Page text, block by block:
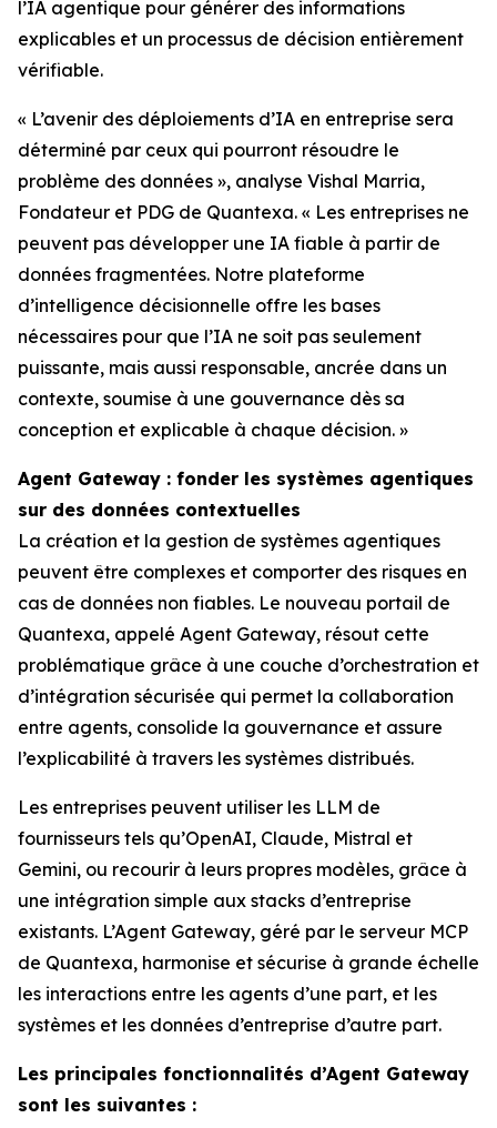
l’IA agentique pour générer des informations
explicables et un processus de décision entièrement
vérifiable.
« L’avenir des déploiements d’IA en entreprise sera
déterminé par ceux qui pourront résoudre le
problème des données », analyse Vishal Marria,
Fondateur et PDG de Quantexa. « Les entreprises ne
peuvent pas développer une IA fiable à partir de
données fragmentées. Notre plateforme
d’intelligence décisionnelle offre les bases
nécessaires pour que l’IA ne soit pas seulement
puissante, mais aussi responsable, ancrée dans un
contexte, soumise à une gouvernance dès sa
conception et explicable à chaque décision. »
Agent Gateway : fonder les systèmes agentiques
sur des données contextuelles
La création et la gestion de systèmes agentiques
peuvent être complexes et comporter des risques en
cas de données non fiables. Le nouveau portail de
Quantexa, appelé Agent Gateway, résout cette
problématique grâce à une couche d’orchestration et
d’intégration sécurisée qui permet la collaboration
entre agents, consolide la gouvernance et assure
l’explicabilité à travers les systèmes distribués.
Les entreprises peuvent utiliser les LLM de
fournisseurs tels qu’OpenAI, Claude, Mistral et
Gemini, ou recourir à leurs propres modèles, grâce à
une intégration simple aux stacks d’entreprise
existants. L’Agent Gateway, géré par le serveur MCP
de Quantexa, harmonise et sécurise à grande échelle
les interactions entre les agents d’une part, et les
systèmes et les données d’entreprise d’autre part.
Les principales fonctionnalités d’Agent Gateway
sont les suivantes :